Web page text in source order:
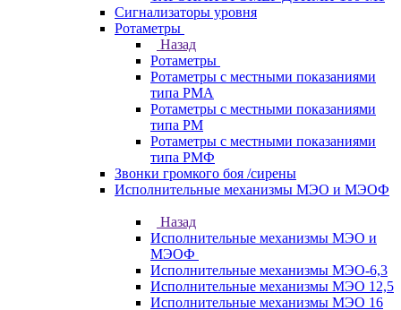
Сигнализаторы уровня
Ротаметры
Назад
Ротаметры
Ротаметры с местными показаниями
типа РМА
Ротаметры с местными показаниями
типа РМ
Ротаметры с местными показаниями
типа РМФ
Звонки громкого боя /сирены
Исполнительные механизмы МЭО и МЭОФ
Назад
Исполнительные механизмы МЭО и
МЭОФ
Исполнительные механизмы МЭО-6,3
Исполнительные механизмы МЭО 12,5
Исполнительные механизмы МЭО 16